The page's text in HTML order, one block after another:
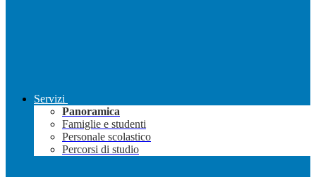
Servizi
Panoramica
Famiglie e studenti
Personale scolastico
Percorsi di studio